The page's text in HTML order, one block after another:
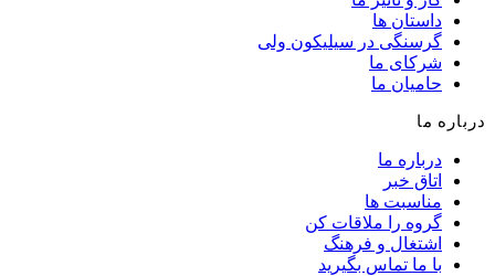
داستان ها
گرسنگی در سیلیکون ولی
شرکای ما
حامیان ما
درباره ما
درباره ما
اتاق خبر
مناسبت ها
گروه را ملاقات کن
اشتغال و فرهنگ
با ما تماس بگیرید